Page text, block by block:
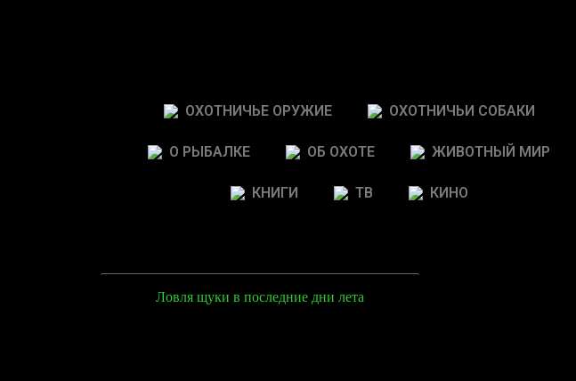
ОХОТНИЧЬЕ ОРУЖИЕ ОХОТНИЧЬИ СОБАКИ
О РЫБАЛКЕ ОБ ОХОТЕ ЖИВОТНЫЙ МИР
КНИГИ ТВ КИНО
Ловля щуки в последние дни лета